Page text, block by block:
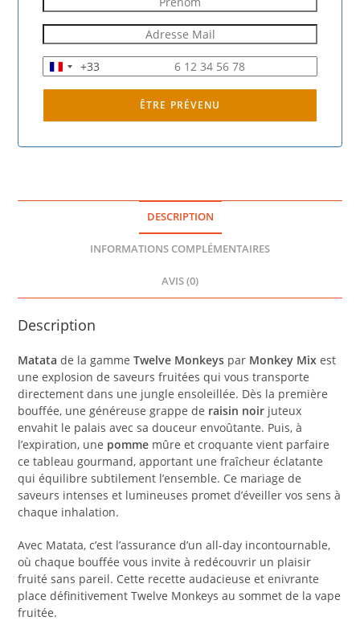
F
r
n
3
+33
ÊTRE PRÉVENU
DESCRIPTION
INFORMATIONS COMPLÉMENTAIRES
AVIS (0)
Description
Matata de la gammeTwelve Monkeys par Monkey Mix est
une explosion de saveurs fruitées qui vous transporte
directement dans une jungle ensoleillée. Dès la première
bouffée, une généreuse grappe de raisin noir juteux
envahit le palais avec sa douceur envoûtante. Puis, à
l’expiration, une pomme mûre et croquante vient parfaire
ce tableau gourmand, apportant une fraîcheur éclatante
qui équilibre subtilement l’ensemble. Ce mariage de
saveurs intenses et lumineuses promet d’éveiller vos sens à
chaque inhalation.
Avec Matata, c’est l’assurance d’un all-day incontournable,
où chaque bouffée vous invite à redécouvrir un plaisir
fruité sans pareil. Cette recette audacieuse et enivrante
place définitivement Twelve Monkeys au sommet de la vape
fruitée.